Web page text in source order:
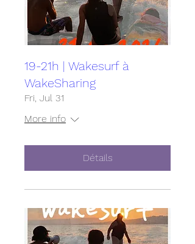
19-21h | Wakesurf à
WakeSharing
Fri, Jul 31
More info
Détails